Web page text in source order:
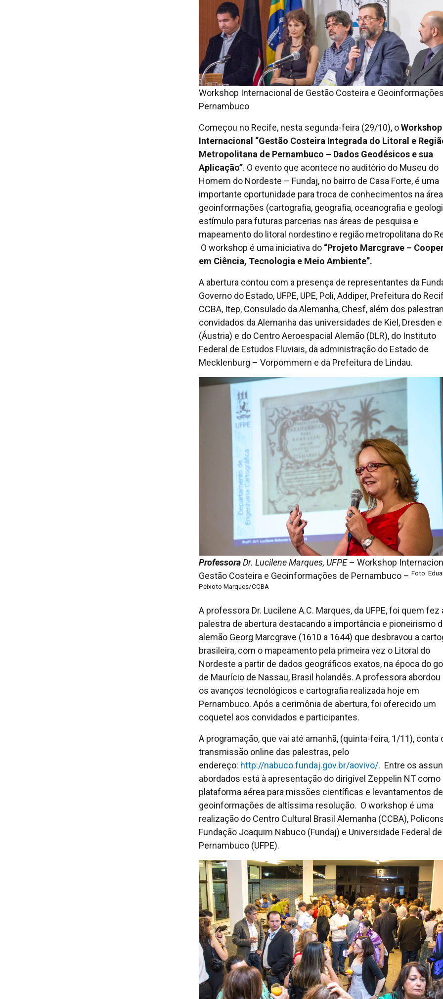
Workshop Internacional de Gestão Costeira e
Pernambuco
Começou no Recife, nesta segunda-feira (29/10), oWorkshop
Internacional “Gestão Costeira Integrada do Litoral e
Metropolitana de Pernambuco – Dados Geodésicos e sua
Aplicação”. O evento que acontece no auditório do Museu do
Homem do Nordeste – Fundaj, no bairro de Casa Forte, é uma
importante oportunidade para troca de conhecimentos na
geoinformações (cartografia, geografia, oceanografia e
estímulo para futuras parcerias nas áreas de pesquisa e
mapeamento do litoral nordestino e região metropolitana do
O workshop é uma iniciativa do “Projeto Marcgrave –
em Ciência, Tecnologia e Meio Ambiente”.
A abertura contou com a presença de representantes da
Governo do Estado, UFPE, UPE, Poli, Addiper, Prefeitura do
CCBA, Itep, Consulado da Alemanha, Chesf, além dos
convidados da Alemanha das universidades de Kiel, Dresden
(Áustria) e do Centro Aeroespacial Alemão (DLR), do Instituto
Federal de Estudos Fluviais, da administração do Estado de
Mecklenburg – Vorpommern e da Prefeitura de Lindau.
ProfessoraDr. Lucilene Marques, UFPE– Workshop
Gestão Costeira e Geoinformações de Pernambuco – Foto:
Peixoto Marques/CCBA
A professora Dr. Lucilene A.C. Marques, da UFPE, foi quem fez
palestra de abertura destacando a importância e pioneirismo
alemão Georg Marcgrave (1610 a 1644) que desbravou a
brasileira, com o mapeamento pela primeira vez o Litoral do
Nordeste a partir de dados geográficos exatos, na época do
de Maurício de Nassau, Brasil holandês. A professora
os avanços tecnológicos e cartografia realizada hoje em
Pernambuco. Após a cerimônia de abertura, foi oferecido um
coquetel aos convidados e participantes.
A programação, que vai até amanhã, (quinta-feira, 1/11), conta
transmissão online das palestras, pelo
endereço: http://nabuco.fundaj.gov.br/aovivo/. Entre os
abordados está à apresentação do dirigível Zeppelin NT como
plataforma aérea para missões científicas e levantamentos de
geoinformações de altíssima resolução. O workshop é uma
realização do Centro Cultural Brasil Alemanha (CCBA),
Fundação Joaquim Nabuco (Fundaj) e Universidade Federal de
Pernambuco (UFPE).